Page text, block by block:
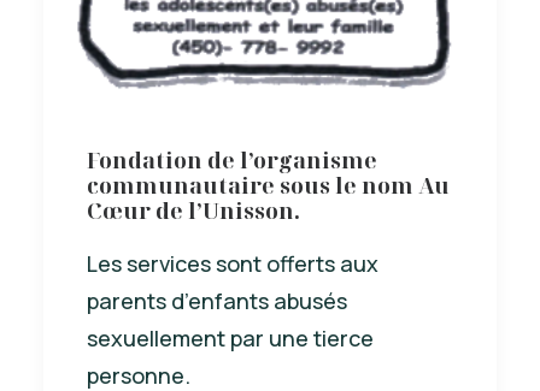
Fondation de l’organisme
communautaire sous le nom Au
Cœur de l’Unisson.
Les services sont offerts aux
parents d’enfants abusés
sexuellement par une tierce
personne.